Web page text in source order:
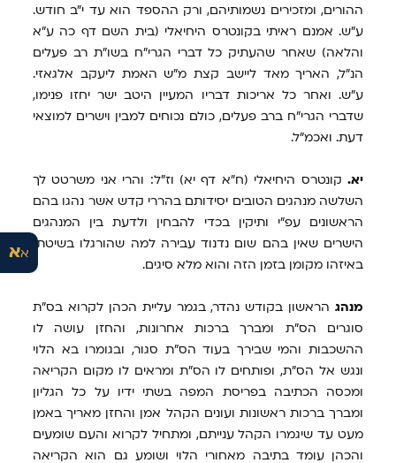
אא
ההורים, ומזכירים נשמותיהם, ורק ההספד הוא עד י"ב חודש.
ע"ש. אמנם ראיתי בקונטרס היחיאלי (בית השם דף כה ע"א
והלאה) שאחר שהעתיק כל דברי הגרי"ח בשו"ת רב פעלים
הנ"ל, האריך מאד ליישב קצת מ"ש האמת ליעקב אלגאזי.
ע"ש. ואחר כל אריכות דבריו המעיין היטב ישר יחזו פנימו,
שדברי הגרי"ח ברב פעלים, כולם נכוחים למבין וישרים למוצאי
דעת. ואכמ"ל.
יא. קונטרס היחיאלי (ח"א דף יא) וז"ל: והרי אני משרטט לך
השלשה מנהגים הטובים יסידותם בהררי קדש אשר נהגו בהם
הראשונים עפ"י ותיקין בכדי להבחין ולדעת בין המנהגים
הישרים שאין בהם שום נדנוד עבירה למה שהורגלו בשיטתו
באיזהו מקומן בזמן הזה והוא מלא סיגים.
מנהג הראשון בקודש נהדר, בגמר עליית הכהן לקרוא בס"ת
סוגרים הס"ת ומברך ברכות אחרונות, והחזן עושה לו
ההשכבות והמי שבירך בעוד הס"ת סגור, ובגומרו בא הלוי
ונגש אל הס"ת, ופותחים לו הס"ת ומראים לו מקום הקריאה
ומכסה הכתיבה בפריסת המפה בשתי ידיו על כל הגליון
ומברך ברכות ראשונות ועונים הקהל אמן והחזן מאריך באמן
מעט עד שיגמרו הקהל ענייתם, ומתחיל לקרוא והעם שומעים
והכהן עומד בתיבה מאחורי הלוי ושומע גם הוא הקריאה